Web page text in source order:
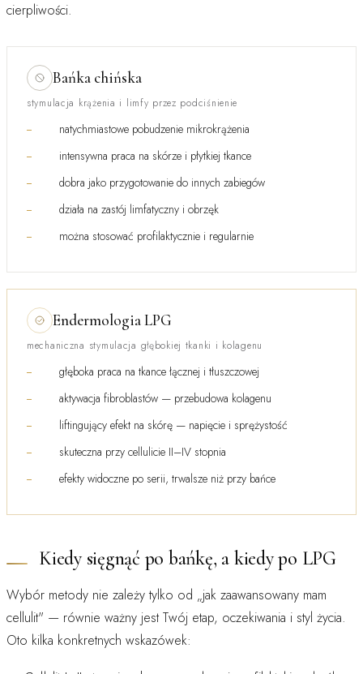
cierpliwości.
Bańka chińska
stymulacja krążenia i limfy przez podciśnienie
natychmiastowe pobudzenie mikrokrążenia
intensywna praca na skórze i płytkiej tkance
dobra jako przygotowanie do innych zabiegów
działa na zastój limfatyczny i obrzęk
można stosować profilaktycznie i regularnie
Endermologia LPG
mechaniczna stymulacja głębokiej tkanki i kolagenu
głęboka praca na tkance łącznej i tłuszczowej
aktywacja fibroblastów — przebudowa kolagenu
liftingujący efekt na skórę — napięcie i sprężystość
skuteczna przy cellulicie II–IV stopnia
efekty widoczne po serii, trwalsze niż przy bańce
Kiedy sięgnąć po bańkę, a kiedy po LPG
Wybór metody nie zależy tylko od „jak zaawansowany mam
cellulit" — równie ważny jest Twój etap, oczekiwania i styl życia.
Oto kilka konkretnych wskazówek: